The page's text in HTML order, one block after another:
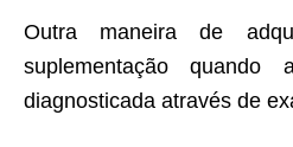
Outra maneira de
suplementação
diagnosticada através de